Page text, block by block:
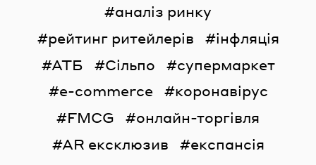
аналіз ринку
рейтинг ритейлерів
інфляція
АТБ
Сільпо
супермаркет
e-commerce
коронавірус
FMCG
онлайн-торгівля
AR ексклюзив
експансія